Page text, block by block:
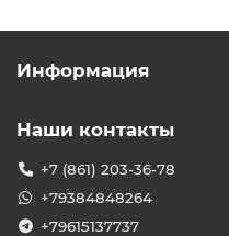
Информация
Наши контакты
+7 (861) 203-36-78
+79384848264
+79615137737